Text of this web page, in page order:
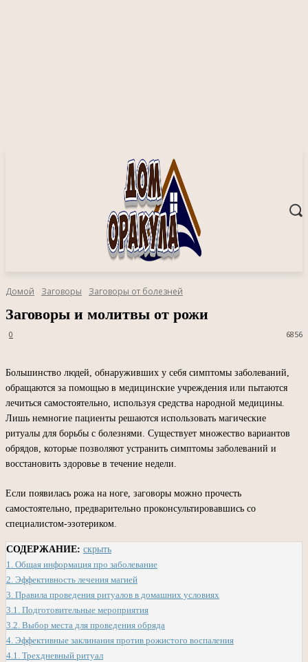
Домой Заговоры Заговоры от болезней
Заговоры и молитвы от рожи
6856
0
Большинство людей, обнаруживших у себя симптомы заболеваний,
обращаются за помощью в медицинские учреждения или пытаются
лечиться самостоятельно, используя средства народной медицины.
Лишь немногие пациенты решаются использовать магические
ритуалы для борьбы с болезнями. Существует множество вариантов
обрядов, которые позволяют устранить симптомы заболеваний и
восстановить здоровье в течение недели.
Если появилась рожа на ноге, заговоры можно прочесть
самостоятельно, предварительно проконсультировавшись со
специалистом-эзотериком.
СОДЕРЖАНИЕ: скрыть
1. Общая информация про заболевание
2. Эффективность лечения магией
3. Правила проведения ритуалов в домашних условиях
3.1. Подготовительные мероприятия
3.2. Выбор места для проведения обряда
4. Эффективные заклинания против рожистого воспаления
4.1. Трехдневный ритуал